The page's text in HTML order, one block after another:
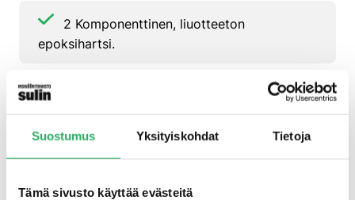
Suostumus Yksityiskohdat Tietoja
Tämä sivusto käyttää evästeitä
2 Komponenttinen, liuotteeton
epoksihartsi.
Kosteusrasitusta kestävä ja vesitiivis.
Erinomainen tarttuvuus kosteaan
betonipintaan.